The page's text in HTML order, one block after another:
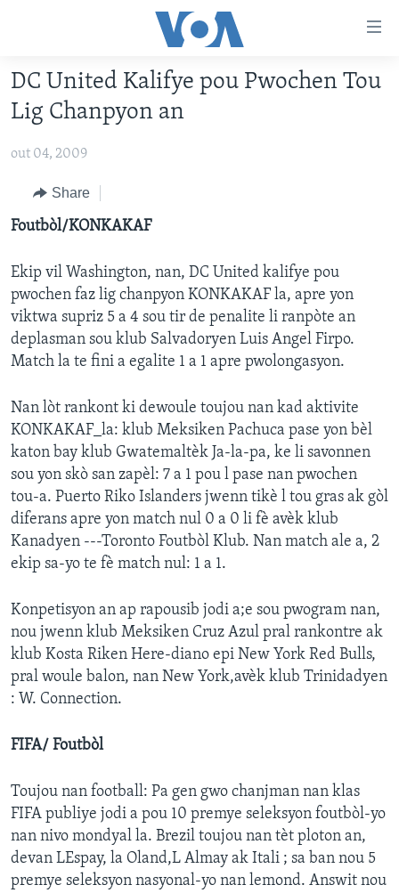
Skip
to
main
Skip
Navigation
to
Search
LÈZETAZINI
AMERIK LATIN
ENTÈNASYONAL
VIDEO
Learning English
SUIV NOU
Languages
DC United Kalifye pou Pwochen Tou
Lig Chanpyon an
out 04, 2009
Share
Foutbòl/KONKAKAF
Ekip vil Washington, nan, DC United kalifye pou
pwochen faz lig chanpyon KONKAKAF la, apre yon
viktwa supriz 5 a 4 sou tir de penalite li ranpòte an
deplasman sou klub Salvadoryen Luis Angel Firpo.
Match la te fini a egalite 1 a 1 apre pwolongasyon.
Nan lòt rankont ki dewoule toujou nan kad aktivite
KONKAKAF_la: klub Meksiken Pachuca pase yon bèl
katon bay klub Gwatemaltèk Ja-la-pa, ke li savonnen
sou yon skò san zapèl: 7 a 1 pou l pase nan pwochen
tou-a. Puerto Riko Islanders jwenn tikè l tou gras ak gòl
diferans apre yon match nul 0 a 0 li fè avèk klub
Kanadyen ---Toronto Foutbòl Klub. Nan match ale a, 2
ekip sa-yo te fè match nul: 1 a 1.
Konpetisyon an ap rapousib jodi a;e sou pwogram nan,
nou jwenn klub Meksiken Cruz Azul pral rankontre ak
klub Kosta Riken Here-diano epi New York Red Bulls,
pral woule balon, nan New York,avèk klub Trinidadyen
: W. Connection.
FIFA/ Foutbòl
Toujou nan football: Pa gen gwo chanjman nan klas
FIFA publiye jodi a pou 10 premye seleksyon foutbòl-yo
nan nivo mondyal la. Brezil toujou nan tèt ploton an,
devan LEspay, la Oland,L Almay ak Itali ; sa ban nou 5
premye seleksyon nasyonal-yo nan lemond. Answit nou